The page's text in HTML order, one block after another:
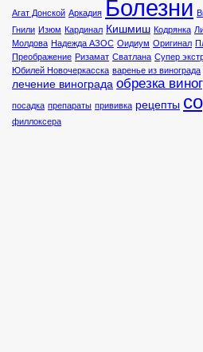
Агат Донской Аркадия Болезни
Гнили Изюм Кардинал Кишмиш Кодрянка
Молдова Надежда АЗОС Оидиум Оригинал
Преображение Ризамат Сватлана Супер
Юбилей Новочеркасска варенье из винограда
лечение винограда обрезка
посадка препараты прививка рецепты
филлоксера